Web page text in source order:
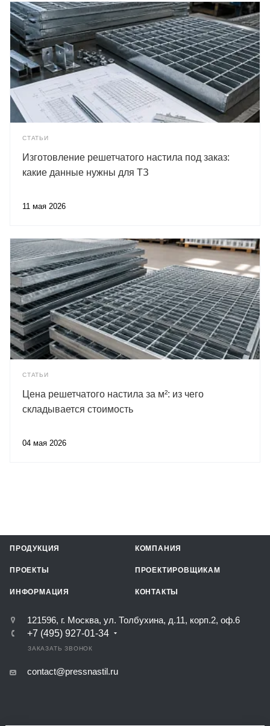
СТАТЬИ
Изготовление решетчатого настила под заказ:
какие данные нужны для ТЗ
11 мая 2026
СТАТЬИ
Цена решетчатого настила за м²: из чего
складывается стоимость
04 мая 2026
ПРОДУКЦИЯ КОМПАНИЯ
ПРОЕКТЫ ПРОЕКТИРОВЩИКАМ
ИНФОРМАЦИЯ КОНТАКТЫ
121596, г. Москва, ул. Толбухина, д.11, корп.2, оф.6
+7 (495) 927-01-34
ЗАКАЗАТЬ ЗВОНОК
contact@pressnastil.ru